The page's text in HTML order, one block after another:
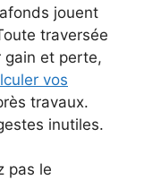
jouent
traversée
gain et perte,
vos
travaux.
inutiles.
pas le